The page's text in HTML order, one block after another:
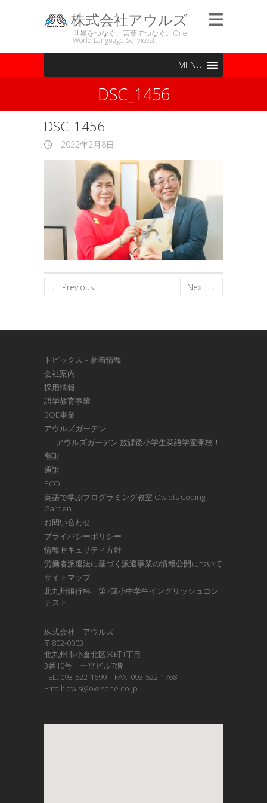
株式会社アウルズ
世界をつなぐ、言葉でつなぐ。One
World Language Services!
MENU
DSC_1456
DSC_1456
2022年2月8日
← Previous Next →
トピックス – 新着情報
会社案内
採用情報
語学教育事業
BOE事業
アウルズガーデン
アウルズガーデン 放課後小学生英語学童開校！
翻訳
通訳
PCO
英語で学ぶプログラミング教室 Owlets Coding
Garden
お問い合わせ
プライバシーポリシー
情報セキュリティ方針
労働者派遣法に基づく派遣事業の情報公開について
サイトマップ
北九州銀行杯 第7回小中学生イングリッシュコン
テスト
株式会社 アウルズ
〒802-0003
北九州市小倉北区米町1丁目
3番10号 一宮ビル7階
TEL: 093-522-1699 FAX: 093-522-1768
Email: owls@owlsone.co.jp